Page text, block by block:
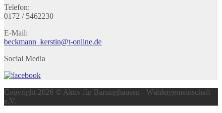
Telefon:
0172 / 5462230
E-Mail:
beckmann_kerstin@t-online.de
Social Media
Copyright 2026 © Aktiv für Barsinghausen - Wählergemeinschaft
e.V.